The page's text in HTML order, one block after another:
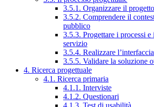
3.5.1. Organizzare il
3.5.2. Comprendere il
pubblico
3.5.3. Progettare i processi e i
servizio
3.5.4. Realizzare
3.5.5. Validare la soluzione
4. Ricerca progettuale
4.1. Ricerca primaria
4.1.1. Interviste
4.1.2. Questionari
4.1.3. Test di usabilità